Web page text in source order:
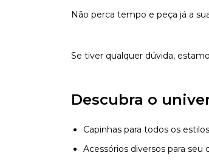
Não perca tempo e peça já a
Se tiver qualquer dúvida,
Descubra o
Capinhas para todos os
Acessórios diversos para seu